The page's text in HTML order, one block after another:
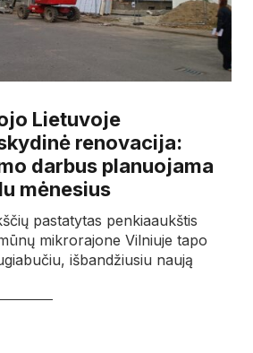
Lietuvoje
renovacija:
darbus planuojama
mėnesius
pastatytas penkiaaukštis
mikrorajone Vilniuje tapo
išbandžiusiu naują